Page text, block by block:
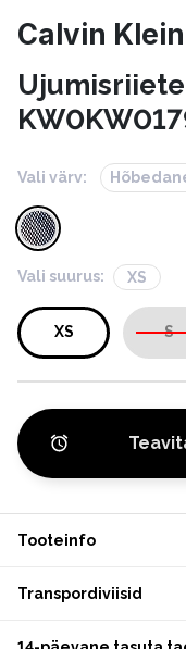
Calvin Klein
Vali värv:
Vali suurus: XS
XS S
Tooteinfo
Transpordiviisid